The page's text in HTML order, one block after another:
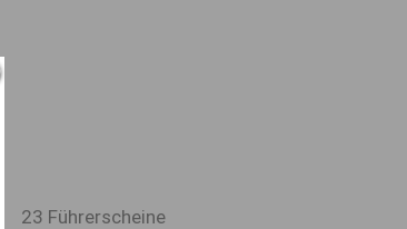
23 Führerscheine